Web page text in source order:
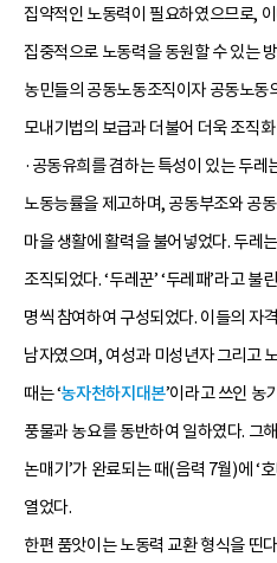
집약적인 노동력이 필요하였으므로,
집중적으로 노동력을 동원할 수 있는
농민들의 공동노동조직이자 공동노동
모내기법의 보급과 더불어 더욱 조직
·공동유희를 겸하는 특성이 있는 두레
노동능률을 제고하며, 공동부조와 공
마을 생활에 활력을 불어넣었다. 두레
조직되었다. ‘두레꾼’ ‘두레패’라고
명씩 참여하여 구성되었다. 이들의 자
남자였으며, 여성과 미성년자 그리고
때는 ‘농자천하지대본’이라고 쓰인 농
풍물과 농요를 동반하여 일하였다. 그
논매기’가 완료되는 때(음력 7월)에 ‘
열었다.
한편 품앗이는 노동력 교환 형식을 띤